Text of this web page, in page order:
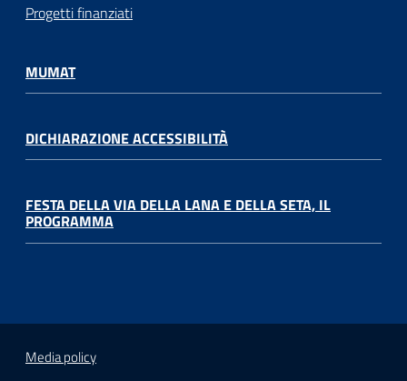
Progetti finanziati
MUMAT
DICHIARAZIONE ACCESSIBILITÀ
FESTA DELLA VIA DELLA LANA E DELLA SETA, IL
PROGRAMMA
Media policy